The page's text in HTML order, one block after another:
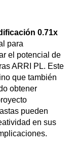
0.71x
para
el potencial de
ARRI PL. Este
que también
obtener
pueden
en sus